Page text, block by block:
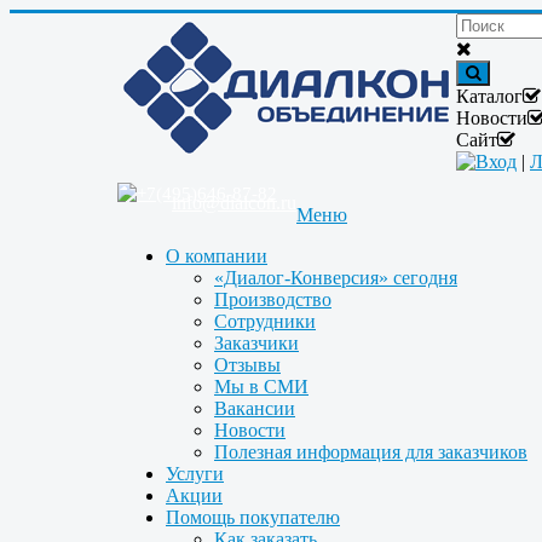
Каталог
Новости
Сайт
Вход |
Меню
О компании
«Диалог-Конверсия» сегодня
Производство
Сотрудники
Заказчики
Отзывы
Мы в СМИ
Вакансии
Новости
Полезная информация для заказчиков
Услуги
Акции
Помощь покупателю